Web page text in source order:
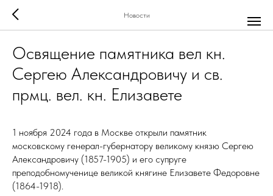
Новости
Освящение памятника вел кн.
Сергею Александровичу и св.
прмц. вел. кн. Елизавете
1 ноября 2024 года в Москве открыли памятник
московскому генерал-губернатору великому князю Сергею
Александровичу (1857-1905) и его супруге
преподобномученице великой княгине Елизавете Федоровне
(1864-1918).